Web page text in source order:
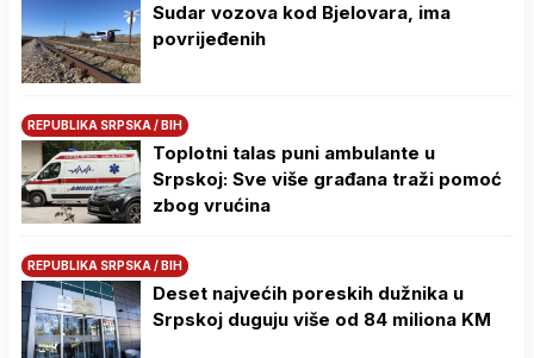
Sudar vozova kod Bjelovara, ima
povrijeđenih
REPUBLIKA SRPSKA / BIH
Toplotni talas puni ambulante u
Srpskoj: Sve više građana traži pomoć
zbog vrućina
REPUBLIKA SRPSKA / BIH
Deset najvećih poreskih dužnika u
Srpskoj duguju više od 84 miliona KM